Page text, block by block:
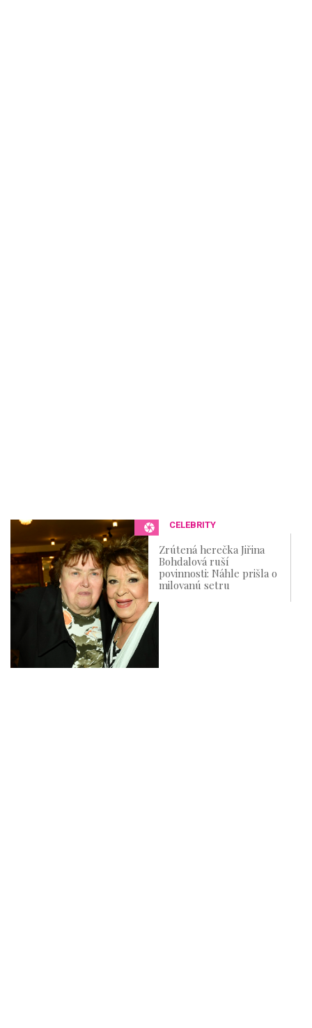
CELEBRITY
Zrútená herečka Jiřina
Bohdalová ruší
povinnosti: Náhle prišla o
milovanú setru